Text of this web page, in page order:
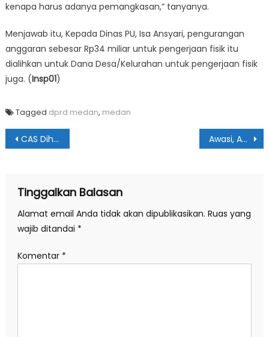
kenapa harus adanya pemangkasan,” tanyanya.
Menjawab itu, Kepada Dinas PU, Isa Ansyari, pengurangan
anggaran sebesar Rp34 miliar untuk pengerjaan fisik itu
dialihkan untuk Dana Desa/Kelurahan untuk pengerjaan fisik
juga. (Insp01)
Tagged dprd medan, medan
Navigasi
CAS Diharapkan Mampu Tekan Inflasi Kota Medan Awasi, Agar Anggaran Bedah Rumah Tepat Sasaran
Tinggalkan Balasan
Alamat email Anda tidak akan dipublikasikan. Ruas yang
wajib ditandai *
Komentar *